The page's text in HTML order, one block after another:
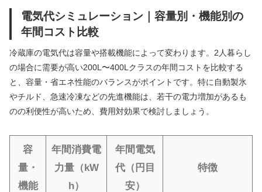
電気代シミュレーション｜容量別・機能別の
年間コスト比較
冷蔵庫の電気代は容量や搭載機能によって変わります。2人暮らし
の場合に需要が高い200L〜400Lクラスの年間コストを比較する
と、容量・省エネ性能のバランスがポイントです。特に自動製氷
やチルド、急速冷凍などの先進機能は、若干の電力増加があるも
のの利便性が高いため、費用対効果で検討しましょう。
容
量・
機能
年間消費電
力量（kW
h）
年間電気
代（円目
安）
特徴